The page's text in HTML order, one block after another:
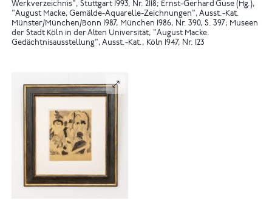
Werkverzeichnis", Stuttgart 1993, Nr. 2118
Ernst-Gerhard Güse (Hg.),
"August Macke, Gemälde-Aquarelle-Zeichnungen", Ausst.-Kat.
Münster/München/Bonn 1987, München 1986, Nr. 390, S. 397
Museen
der Stadt Köln in der Alten Universität, "August Macke.
Gedächtnisausstellung", Ausst.-Kat., Köln 1947, Nr. 123